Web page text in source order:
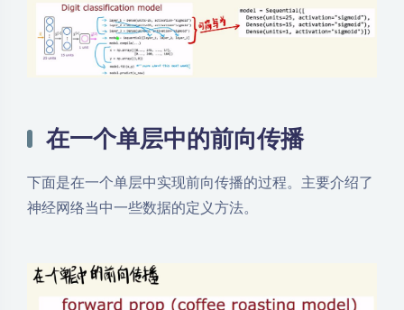
在一个单层中的前向传播
下面是在一个单层中实现前向传播的过程。主要介绍了
神经网络当中一些数据的定义方法。